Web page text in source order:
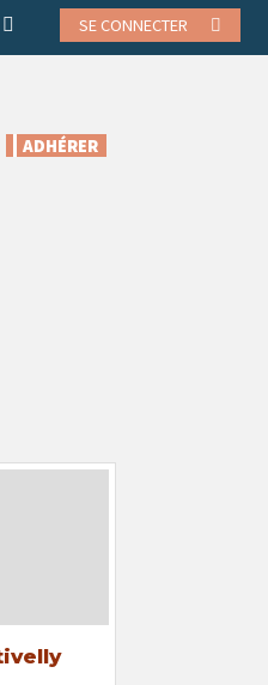
SE CONNECTER
ADHÉRER